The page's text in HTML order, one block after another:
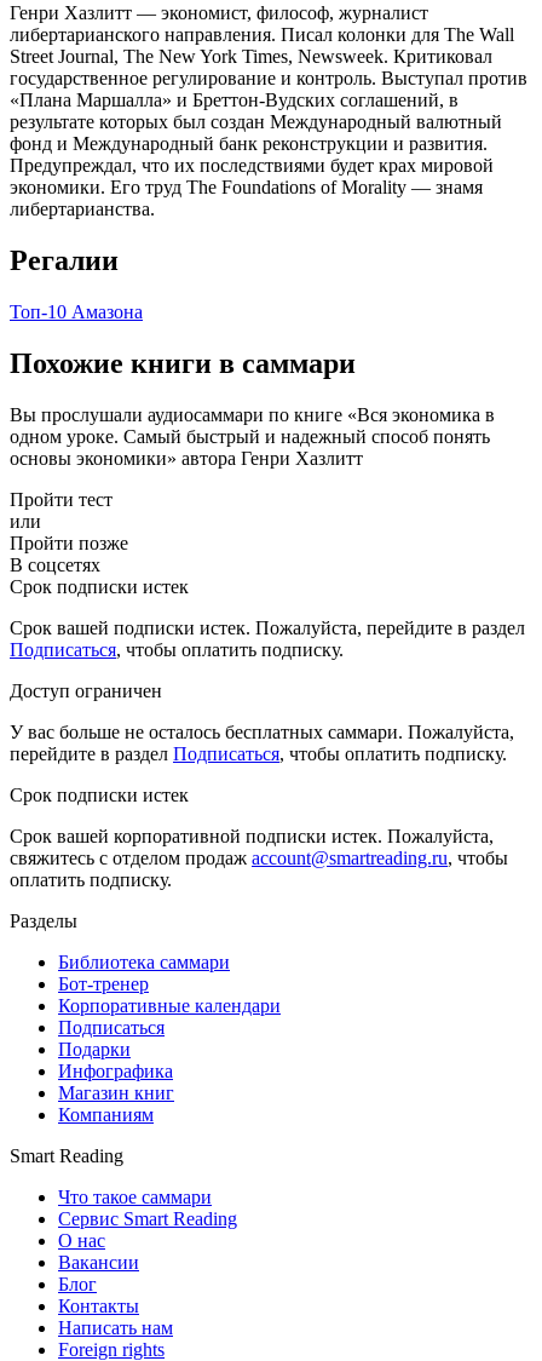
Генри Хазлитт — экономист, философ, журналист
либертарианского направления. Писал колонки для The Wall
Street Journal, The New York Times, Newsweek. Критиковал
государственное регулирование и контроль. Выступал против
«Плана Маршалла» и Бреттон-Вудских соглашений, в
результате которых был создан Международный валютный
фонд и Международный банк реконструкции и развития.
Предупреждал, что их последствиями будет крах мировой
экономики. Его труд The Foundations of Morality — знамя
либертарианства.
Регалии
Топ-10 Амазона
Похожие книги в саммари
Вы прослушали аудиосаммари по книге «Вся экономика в
одном уроке. Самый быстрый и надежный способ понять
основы экономики» автора Генри Хазлитт
Пройти тест
или
Пройти позже
В соцсетях
Срок подписки истек
Срок вашей подписки истек. Пожалуйста, перейдите в раздел
Подписаться, чтобы оплатить подписку.
Доступ ограничен
У вас больше не осталось бесплатных саммари. Пожалуйста,
перейдите в раздел Подписаться, чтобы оплатить подписку.
Срок подписки истек
Срок вашей корпоративной подписки истек. Пожалуйста,
свяжитесь с отделом продаж account@smartreading.ru, чтобы
оплатить подписку.
Разделы
Библиотека саммари
Бот-тренер
Корпоративные календари
Подписаться
Подарки
Инфографика
Магазин книг
Компаниям
Smart Reading
Что такое саммари
Сервис Smart Reading
О нас
Вакансии
Блог
Контакты
Написать нам
Foreign rights